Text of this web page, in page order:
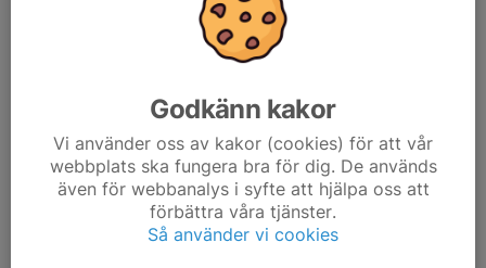
med domaren om hen gör det efter varje match.
Lugna eventuellt hetsiga föräldrar som beter sig ”illa”
dom eller ta kontakt med tävlingsledningen om det ej
går att hantera själva.
Starta matcherna i tid.
Samla in matchbollar och ge till tävlingsledningen efter
Godkänn kakor
Vi använder oss av kakor (cookies) för att vår
webbplats ska fungera bra för dig. De används
även för webbanalys i syfte att hjälpa oss att
förbättra våra tjänster.
Så använder vi cookies